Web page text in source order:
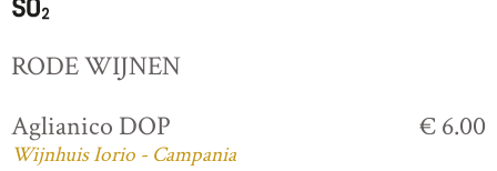
RODE WIJNEN
Aglianico DOP
Wijnhuis Iorio - Campania
€ 6.00